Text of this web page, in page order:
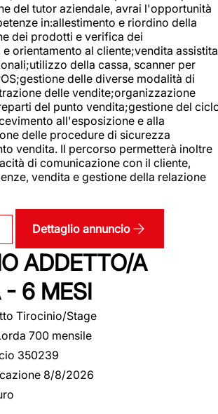
del tutor aziendale, avrai l'opportunità
in:allestimento e riordino della
dei prodotti e verifica dei
orientamento al cliente;vendita assistita
della cassa, scanner per
delle diverse modalità di
delle vendite;organizzazione
del punto vendita;gestione del
all'esposizione e alla
delle procedure di sicurezza
vendita. Il percorso permetterà inoltre
di comunicazione con il cliente,
vendita e gestione della relazione
Dettaglio annuncio
ADDETTO/A
- 6 MESI
Tirocinio/Stage
700 mensile
350239
8/8/2026